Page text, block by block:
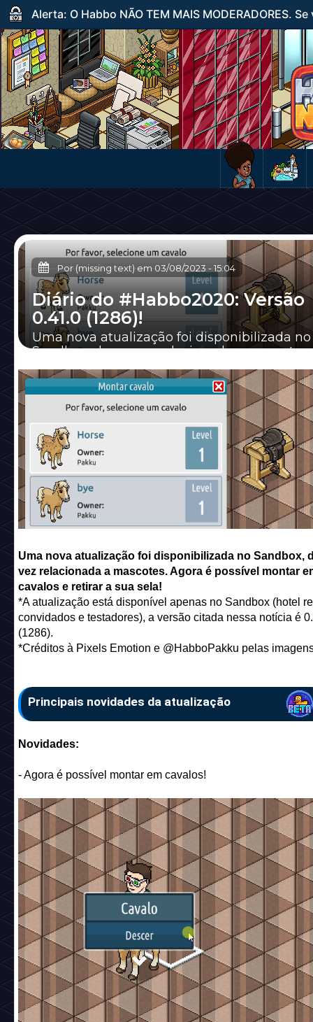
Alerta: O Habbo NÃO TEM MAIS MODERADORES.
Por (missing text) em 03/08/2023 -15:04
Diário do #Habbo2020: Versão
0.41.0 (1286)!
Uma nova atualização foi disponibilizada no
Sandbox, dessa vez relacionada a
Uma nova atualização foi disponibilizada no Sandbox,
vez relacionada a mascotes. Agora é possível montar
cavalos e retirar a sua sela!
*A atualização está disponível apenas no Sandbox (hotel
convidados e testadores), a versão citada nessa notícia é
(1286).
*Créditos à Pixels Emotion e @HabboPakku pelas
Principais novidades da atualização
Novidades:
- Agora é possível montar em cavalos!